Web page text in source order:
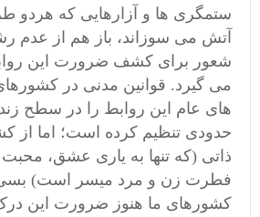
ستمگری ها و آزارهایی که هردو
آتش می سوزاند، باز هم از عدم
شعور برای کشف ضرورت این
می گیرد. قوانین مدنی در
های عام این روابط را در سطح
حدودی تنظیم کرده است؛ اما از
ذاتی (که تنها به یاری عشق،
فطرت زن و مرد میسر است)
کشورهای ما هنوز ضرورت این